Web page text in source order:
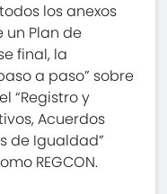
los anexos
un Plan de
final, la
a paso” sobre
“Registro y
Acuerdos
de Igualdad”
REGCON.